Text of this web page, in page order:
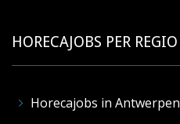
HORECAJOBS PER REGIO
Horecajobs in Antwerpen